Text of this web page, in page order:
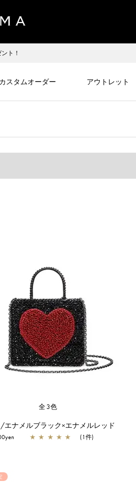
ト！
カスタムオーダー アウトレット
全3色
エナメルブラック×エナメルレッド
★ ★ ★ ★ ★ (1件)